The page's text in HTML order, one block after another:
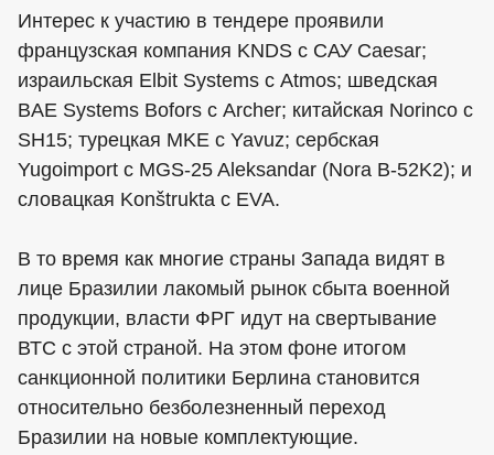
Интерес к участию в тендере проявили
французская компания KNDS с САУ Caesar;
израильская Elbit Systems с Atmos; шведская
BAE Systems Bofors с Archer; китайская Norinco с
SH15; турецкая MKE с Yavuz; сербская
Yugoimport с MGS-25 Aleksandar (Nora B-52K2); и
словацкая Konštrukta с EVA.
В то время как многие страны Запада видят в
лице Бразилии лакомый рынок сбыта военной
продукции, власти ФРГ идут на свертывание
ВТС с этой страной. На этом фоне итогом
санкционной политики Берлина становится
относительно безболезненный переход
Бразилии на новые комплектующие.